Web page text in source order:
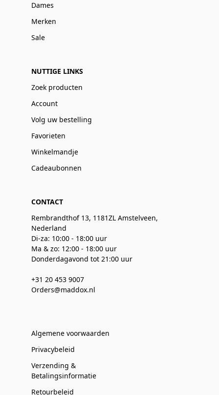
Dames
Merken
Sale
NUTTIGE LINKS
Zoek producten
Account
Volg uw bestelling
Favorieten
Winkelmandje
Cadeaubonnen
CONTACT
Rembrandthof 13, 1181ZL Amstelveen,
Nederland
Di-za: 10:00 - 18:00 uur
Ma & zo: 12:00 - 18:00 uur
Donderdagavond tot 21:00 uur
+31 20 453 9007
Orders@maddox.nl
Algemene voorwaarden
Privacybeleid
Verzending &
Betalingsinformatie
Retourbeleid